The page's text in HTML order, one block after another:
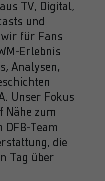
TV, Digital,
und
für Fans
Erlebnis
Analysen,
Unser Fokus
Nähe zum
Team
die
Tag über